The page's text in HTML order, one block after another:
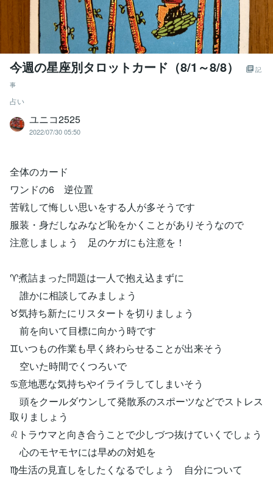
今週の星座別タロットカード（8/1～8/8）
記
事
占い
ユニコ2525
2022/07/30 05:50
全体のカード
ワンドの6 逆位置
苦戦して悔しい思いをする人が多そうです
服装・身だしなみなど恥をかくことがありそうなので
注意しましょう 足のケガにも注意を！
♈煮詰まった問題は一人で抱え込まずに
誰かに相談してみましょう
♉気持ち新たにリスタートを切りましょう
前を向いて目標に向かう時です
♊いつもの作業も早く終わらせることが出来そう
空いた時間でくつろいで
♋意地悪な気持ちやイライラしてしまいそう
頭をクールダウンして発散系のスポーツなどでストレス
取りましょう
♌トラウマと向き合うことで少しづつ抜けていくでしょう
心のモヤモヤには早めの対処を
♍生活の見直しをしたくなるでしょう 自分について